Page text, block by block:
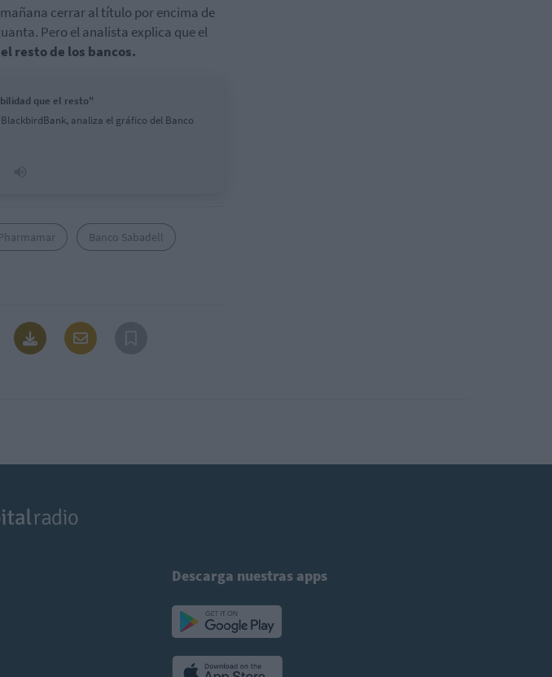
cerrar al título por encima de
Pero el analista explica que el
resto de los bancos.
que el resto"
analiza el gráfico del Banco
Pharmamar Banco Sabadell
Descarga nuestras apps